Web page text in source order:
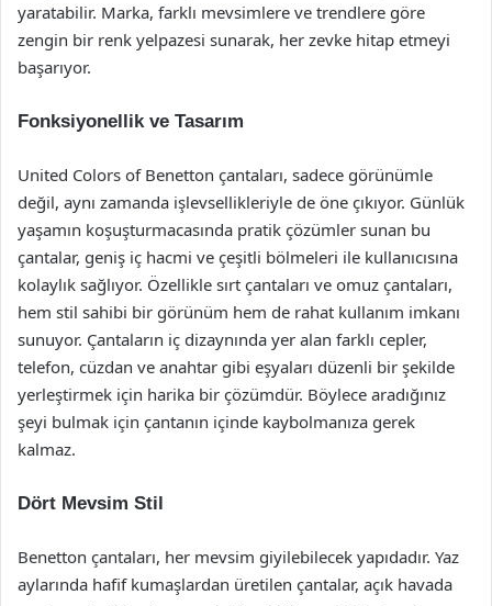
yaratabilir. Marka, farklı mevsimlere ve trendlere göre
zengin bir renk yelpazesi sunarak, her zevke hitap etmeyi
başarıyor.
Fonksiyonellik ve Tasarım
United Colors of Benetton çantaları, sadece görünümle
değil, aynı zamanda işlevsellikleriyle de öne çıkıyor. Günlük
yaşamın koşuşturmacasında pratik çözümler sunan bu
çantalar, geniş iç hacmi ve çeşitli bölmeleri ile kullanıcısına
kolaylık sağlıyor. Özellikle sırt çantaları ve omuz çantaları,
hem stil sahibi bir görünüm hem de rahat kullanım imkanı
sunuyor. Çantaların iç dizaynında yer alan farklı cepler,
telefon, cüzdan ve anahtar gibi eşyaları düzenli bir şekilde
yerleştirmek için harika bir çözümdür. Böylece aradığınız
şeyi bulmak için çantanın içinde kaybolmanıza gerek
kalmaz.
Dört Mevsim Stil
Benetton çantaları, her mevsim giyilebilecek yapıdadır. Yaz
aylarında hafif kumaşlardan üretilen çantalar, açık havada